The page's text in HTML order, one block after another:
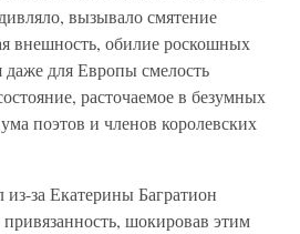
вызывало смятение
внешность, обилие роскошных
для Европы смелость
расточаемое в безумных
поэтов и членов королевских
за Екатерины Багратион
шокировав этим